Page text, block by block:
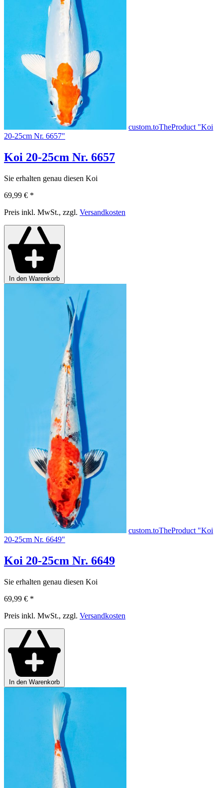
custom.toTheProduct "Koi
20-25cm Nr. 6657"
Koi 20-25cm Nr. 6657
Sie erhalten genau diesen Koi
69,99 € *
Preis inkl. MwSt., zzgl. Versandkosten
In den Warenkorb
custom.toTheProduct "Koi
20-25cm Nr. 6649"
Koi 20-25cm Nr. 6649
Sie erhalten genau diesen Koi
69,99 € *
Preis inkl. MwSt., zzgl. Versandkosten
In den Warenkorb